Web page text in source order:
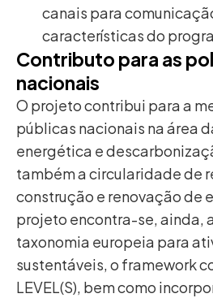
canais para
características do
Contributo para as
nacionais
O projeto contribui para a
públicas nacionais na área
energética e
também a circularidade de
construção e renovação de
projeto encontra-se, ainda,
taxonomia europeia para
sustentáveis, o framework
LEVEL(S), bem como